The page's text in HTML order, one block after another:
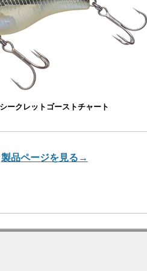
ークレットゴーストチャート
製品ページを見る→